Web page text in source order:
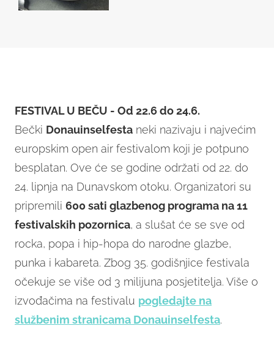
FESTIVAL U BEČU - Od 22.6 do 24.6.
Bečki Donauinselfesta neki nazivaju i najvećim
europskim open air festivalom koji je potpuno
besplatan. Ove će se godine održati od 22. do
24. lipnja na Dunavskom otoku. Organizatori su
pripremili 600 sati glazbenog programa na 11
festivalskih pozornica, a slušat će se sve od
rocka, popa i hip-hopa do narodne glazbe,
punka i kabareta. Zbog 35. godišnjice festivala
očekuje se više od 3 milijuna posjetitelja. Više o
izvođačima na festivalu pogledajte na
službenim stranicama Donauinselfesta.